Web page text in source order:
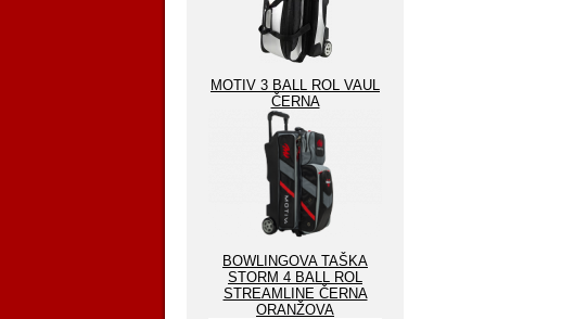
MOTIV 3 BALL ROL VAUL
ČERNA
BOWLINGOVA TAŠKA
STORM 4 BALL ROL
STREAMLINE ČERNA
ORANŽOVA